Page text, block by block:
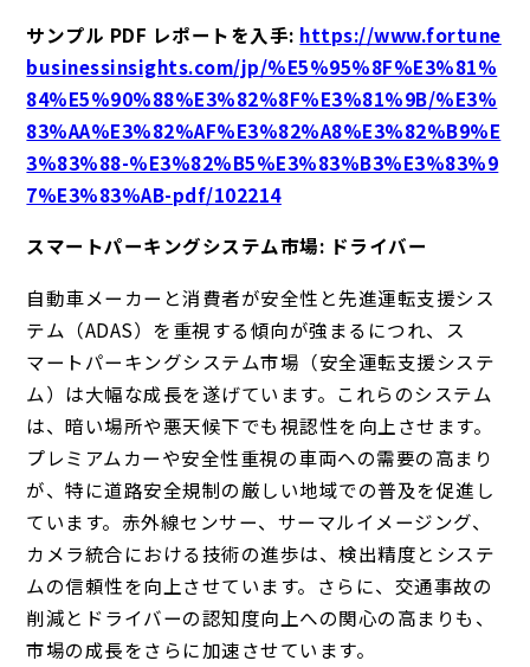
サンプル PDF レポートを入手: https://www.fortune
businessinsights.com/jp/%E5%95%8F%E3%81%
84%E5%90%88%E3%82%8F%E3%81%9B/%E3%
83%AA%E3%82%AF%E3%82%A8%E3%82%B9%E
3%83%88-%E3%82%B5%E3%83%B3%E3%83%9
7%E3%83%AB-pdf/102214
スマートパーキングシステム市場: ドライバー
自動車メーカーと消費者が安全性と先進運転支援シス
テム（ADAS）を重視する傾向が強まるにつれ、ス
マートパーキングシステム市場（安全運転支援システ
ム）は大幅な成長を遂げています。これらのシステム
は、暗い場所や悪天候下でも視認性を向上させます。
プレミアムカーや安全性重視の車両への需要の高まり
が、特に道路安全規制の厳しい地域での普及を促進し
ています。赤外線センサー、サーマルイメージング、
カメラ統合における技術の進歩は、検出精度とシステ
ムの信頼性を向上させています。さらに、交通事故の
削減とドライバーの認知度向上への関心の高まりも、
市場の成長をさらに加速させています。